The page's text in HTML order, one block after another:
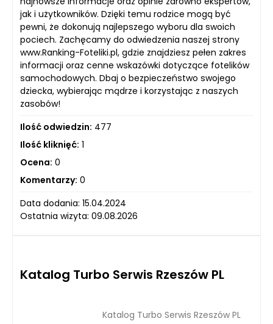
jak i użytkowników. Dzięki temu rodzice mogą być
pewni, że dokonują najlepszego wyboru dla swoich
pociech. Zachęcamy do odwiedzenia naszej strony
www.Ranking-Foteliki.pl, gdzie znajdziesz pełen zakres
informacji oraz cenne wskazówki dotyczące fotelików
samochodowych. Dbaj o bezpieczeństwo swojego
dziecka, wybierając mądrze i korzystając z naszych
zasobów!
Ilość odwiedzin: 477
Ilość kliknięć: 1
Ocena: 0
Komentarzy: 0
Data dodania: 15.04.2024
Ostatnia wizyta: 09.08.2026
Katalog Turbo Serwis Rzeszów PL
Katalog Turbo Serwis Rzeszów PL